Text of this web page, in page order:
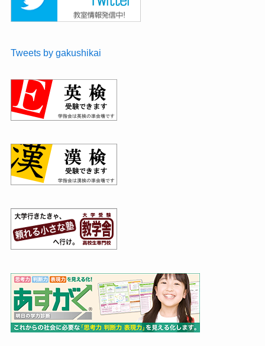
Tweets by gakushikai